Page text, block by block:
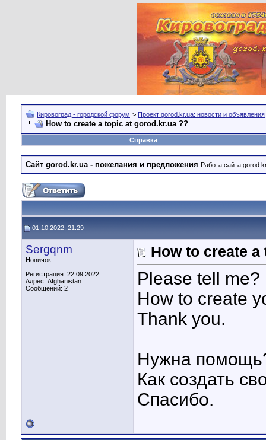
Кировоград - городской форум > Проект gorod.kr.ua: новости и объявления
How to create a topic at gorod.kr.ua ??
Справка
Сайт gorod.kr.ua - пожелания и предложения Работа сайта
01.10.2022, 21:29
Sergqnm
Новичок
Регистрация: 22.09.2022
Адрес: Afghanistan
Сообщений: 2
How to create
Please tell me?
How to create
Thank you.
Нужна
Как создать
Спасибо.